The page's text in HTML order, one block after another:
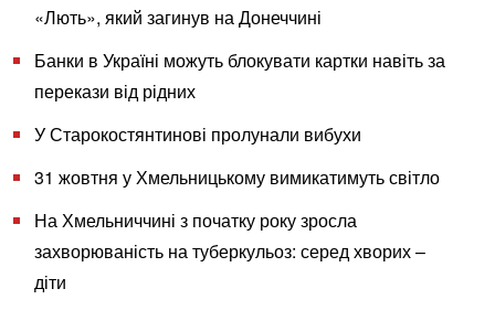
«Лють», який загинув на Донеччині
Банки в Україні можуть блокувати картки навіть за
перекази від рідних
У Старокостянтинові пролунали вибухи
31 жовтня у Хмельницькому вимикатимуть світло
На Хмельниччині з початку року зросла
захворюваність на туберкульоз: серед хворих –
діти